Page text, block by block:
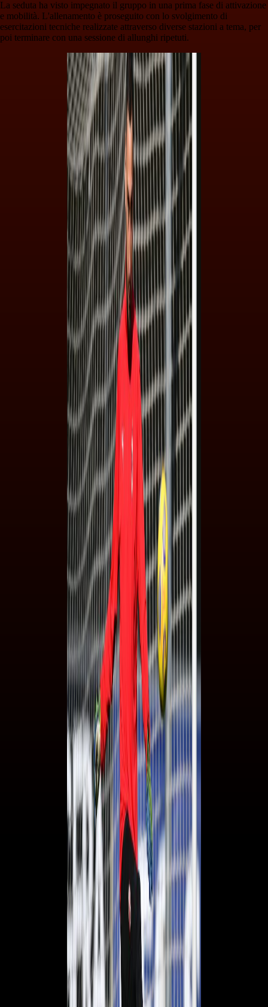
La seduta ha visto impegnato il gruppo in una prima fase di attivazione
e mobilità. L'allenamento è proseguito con lo svolgimento di
esercitazioni tecniche realizzate attraverso diverse stazioni a tema, per
poi terminare con una sessione di allunghi ripetuti.